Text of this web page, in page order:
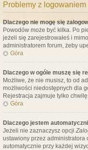
Problemy z logowaniem
Dlaczego nie mogę się
Powodów może być kilka. Po
jeżeli się zarejestrowałeś i
administratorem forum, żeby
Góra
Dlaczego w ogóle muszę się
Możliwe, że nie musisz, to od
możliwości niedostępnych dla
Rejestracja zajmuje tylko
Góra
Dlaczego jestem
Jeżeli nie zaznaczysz opcji
ustawiony przez administratora
automatycznie przy każdej